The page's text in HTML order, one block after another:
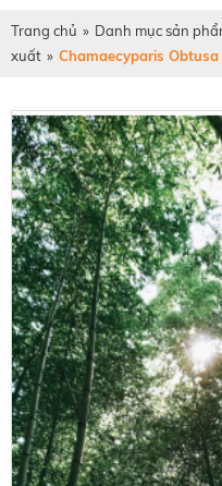
Trang chủ » Danh mục sản
xuất » Chamaecyparis